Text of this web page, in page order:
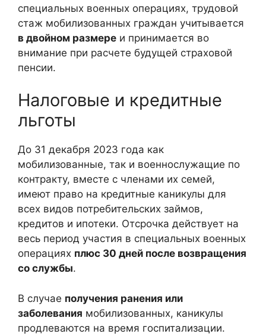
специальных военных операциях, трудовой
стаж мобилизованных граждан учитывается
в двойном размере и принимается во
внимание при расчете будущей страховой
пенсии.
Налоговые и кредитные
льготы
До 31 декабря 2023 года как
мобилизованные, так и военнослужащие по
контракту, вместе с членами их семей,
имеют право на кредитные каникулы для
всех видов потребительских займов,
кредитов и ипотеки. Отсрочка действует на
весь период участия в специальных военных
операциях плюс 30 дней после возвращения
со службы.
В случае получения ранения или
заболевания мобилизованных, каникулы
продлеваются на время госпитализации.